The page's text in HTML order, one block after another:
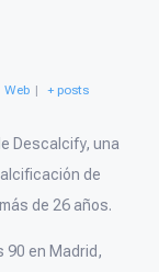
Web | + posts
Descalcify, una
de
de 26 años.
90 en Madrid,